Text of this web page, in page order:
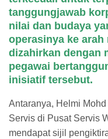
tanggungjawab
nilai dan budaya
operasinya ke
dizahirkan dengan
pegawai
inisiatif tersebut.
Antaranya, Helmi
Servis di Pusat Servis
mendapat sijil